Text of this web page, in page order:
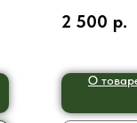
2 500 р.
О